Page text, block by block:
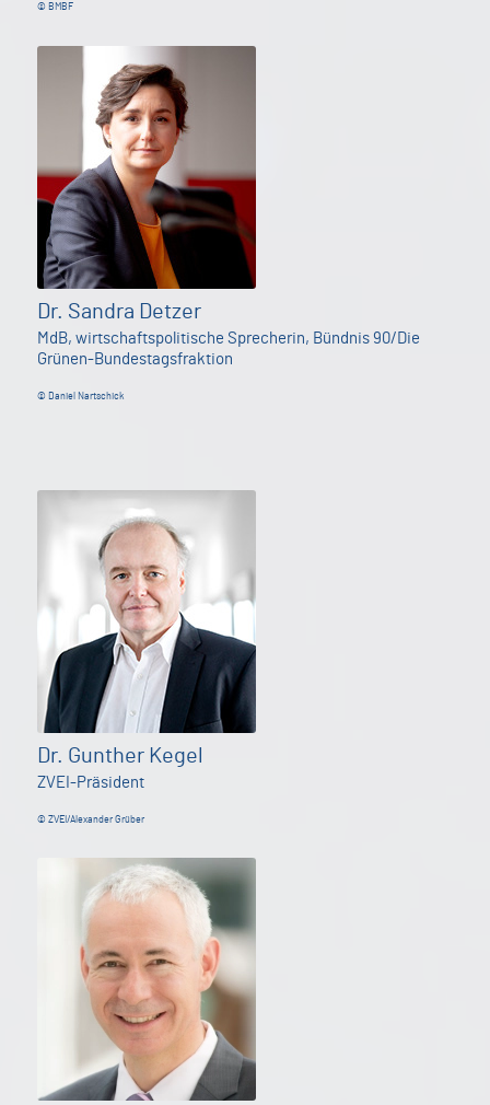
© BMBF
Dr. Sandra Detzer
MdB, wirtschaftspolitische Sprecherin, Bündnis 90/Die
Grünen-Bundestagsfraktion
© Daniel Nartschick
Dr. Gunther Kegel
ZVEI-Präsident
© ZVEI/Alexander Grüber